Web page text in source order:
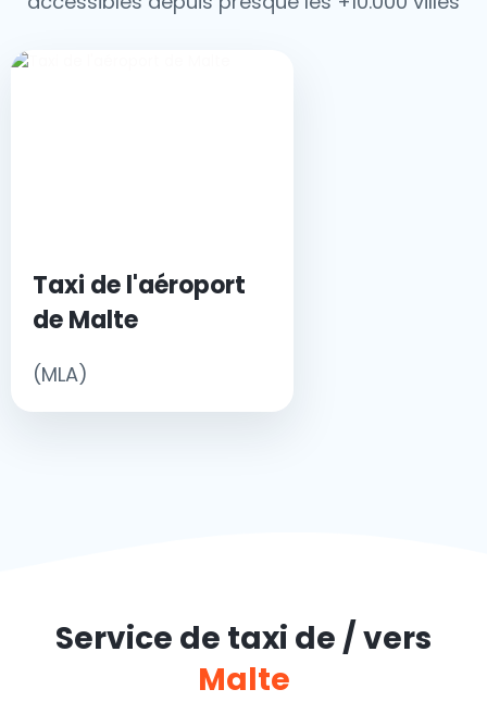
Taxi de l'aéroport
de Malte
(MLA)
Service de taxi de / vers
Malte